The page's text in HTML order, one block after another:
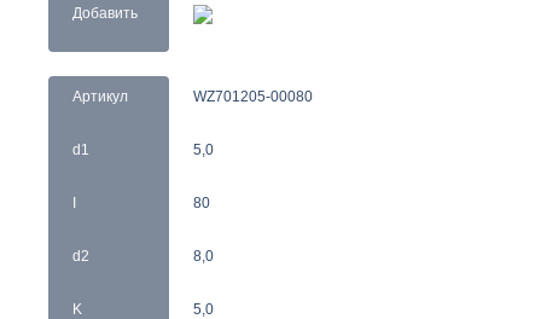
Добавить
Артикул
d1
I
d2
K
WZ701205-00080
5,0
80
8,0
5,0